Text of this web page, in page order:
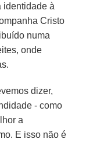
identidade à
Cristo
numa
onde
dizer,
- como
a
E isso não é